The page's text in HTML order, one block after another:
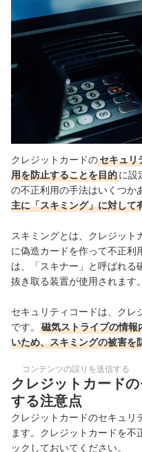
クレジットカードのセキュリ
用を防止することを目的に設
の不正利用の手法はいくつか
主に「スキミング」に対して
スキミングとは、クレジッ
に偽造カードを作って不正利
は、「スキナー」と呼ばれる
抜き取る装置が使用されます。
セキュリティコードは、クレ
です。
磁気ストライプの情報
いため、スキミングの被害を
コンテンツの誤りを送信する
クレジットカード
する注意点
クレジットカードのセキュリ
ます。クレジットカードを不
ックしておいてください。